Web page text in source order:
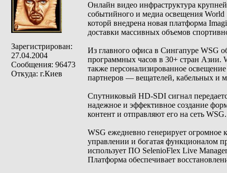
Зарегистрирован:
27.04.2004
Сообщения: 96473
Откуда: г.Киев
Онлайн видео инфраструктура
событийного и медиа освещения
которй внедрена новая платформа
доставки массивных объемов
Из главного офиса в Сингапуре WSG
программных часов в 30+ стран Азии.
также персонализированное
партнеров — вещателей, кабельных и
Спутниковый HD-SDI сигнал
надежное и эффективное создание
контент и отправляют его на сеть WSG.
WSG ежедневно генерирует огромное
управлении и богатая функционалом
использует ПО SelenioFlex Live
Платформа обеспечивает